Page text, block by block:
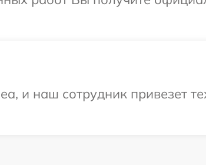
и наш сотрудник привезет